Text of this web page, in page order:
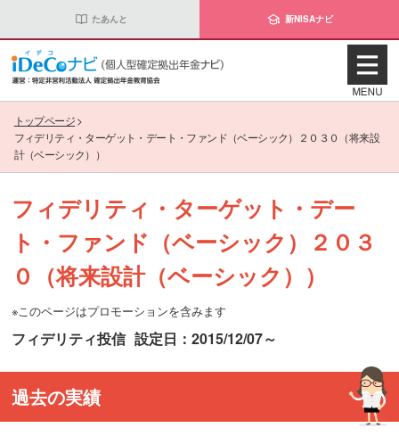
たあんと 新NISAナビ
トップページ>
フィデリティ・ターゲット・デート・ファンド（ベーシック）２０３０（将来設
計（ベーシック））
フィデリティ・ターゲット・デー
ト・ファンド（ベーシック）２０３
０（将来設計（ベーシック））
※このページはプロモーションを含みます
フィデリティ投信 設定日：2015/12/07～
過去の実績